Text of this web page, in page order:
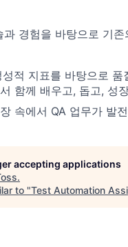
과 경험을 바탕으로 기
성적 지표를 바탕으로
함께 배우고, 돕고, 성
속에서 QA 업무가 발
accepting applications
.
to "Test Automation